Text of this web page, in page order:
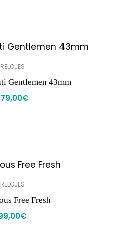
RELOJES
Gentlemen 43mm
€
RELOJES
Free Fresh
€